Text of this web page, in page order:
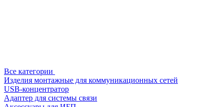
Все категории
Изделия монтажные для коммуникационных сетей
USB-концентратор
Адаптер для системы связи